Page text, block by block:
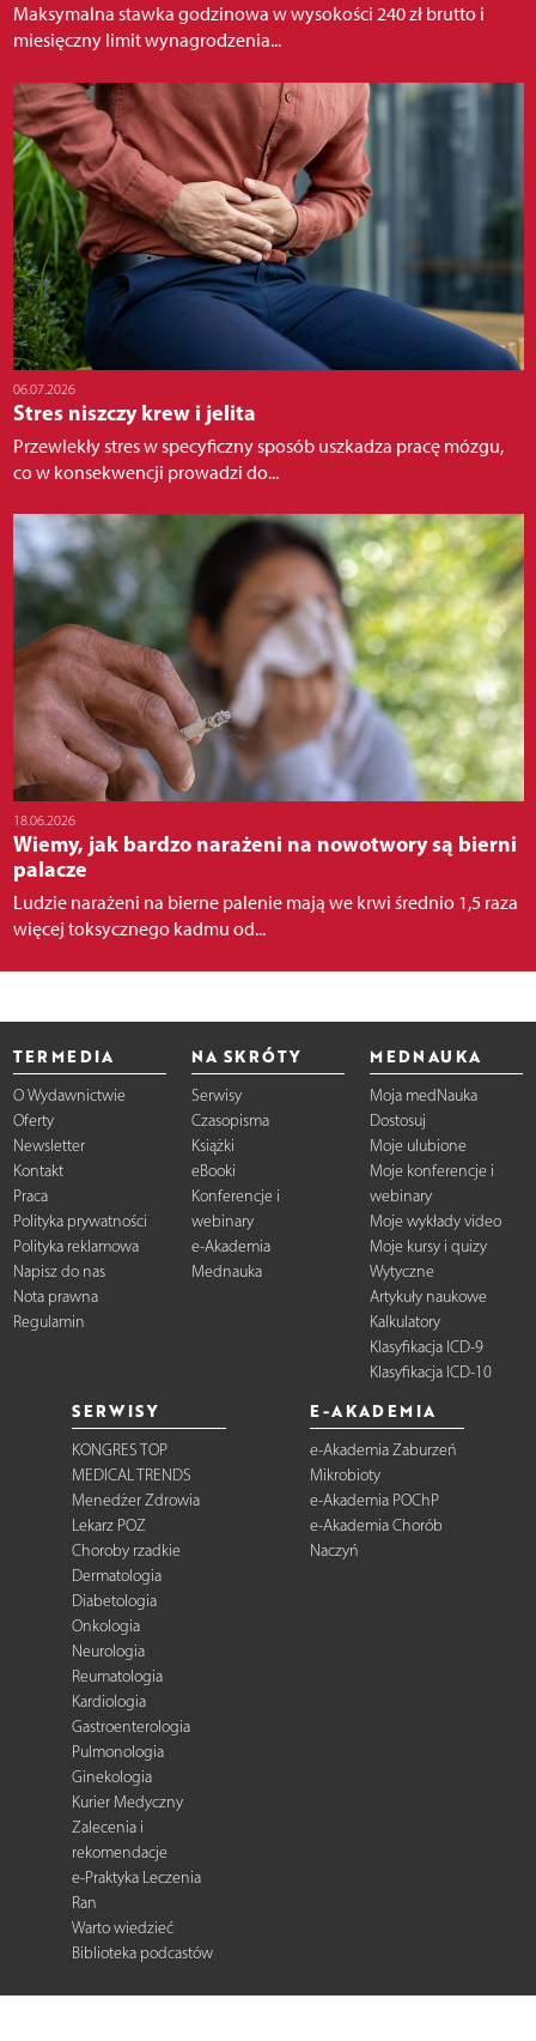
Maksymalna stawka godzinowa w wysokości 240 zł brutto i
miesięczny limit wynagrodzenia...
06.07.2026
Stres niszczy krew i jelita
Przewlekły stres w specyficzny sposób uszkadza pracę mózgu,
co w konsekwencji prowadzi do...
18.06.2026
Wiemy, jak bardzo narażeni na nowotwory są bierni
palacze
Ludzie narażeni na bierne palenie mają we krwi średnio 1,5 raza
więcej toksycznego kadmu od...
TERMEDIA
O Wydawnictwie
Oferty
Newsletter
Kontakt
Praca
Polityka prywatności
Polityka reklamowa
Napisz do nas
Nota prawna
Regulamin
NA SKRÓTY
Serwisy
Czasopisma
Książki
eBooki
Konferencje i
webinary
e-Akademia
Mednauka
MEDNAUKA
Moja medNauka
Dostosuj
Moje ulubione
Moje konferencje i
webinary
Moje wykłady video
Moje kursy i quizy
Wytyczne
Artykuły naukowe
Kalkulatory
Klasyfikacja ICD-9
Klasyfikacja ICD-10
SERWISY
KONGRES TOP
MEDICAL TRENDS
Menedżer Zdrowia
Lekarz POZ
Choroby rzadkie
Dermatologia
Diabetologia
Onkologia
Neurologia
Reumatologia
Kardiologia
Gastroenterologia
Pulmonologia
Ginekologia
Kurier Medyczny
Zalecenia i
rekomendacje
e-Praktyka Leczenia
Ran
Warto wiedzieć
Biblioteka podcastów
E-AKADEMIA
e-Akademia Zaburzeń
Mikrobioty
e-Akademia POChP
e-Akademia Chorób
Naczyń